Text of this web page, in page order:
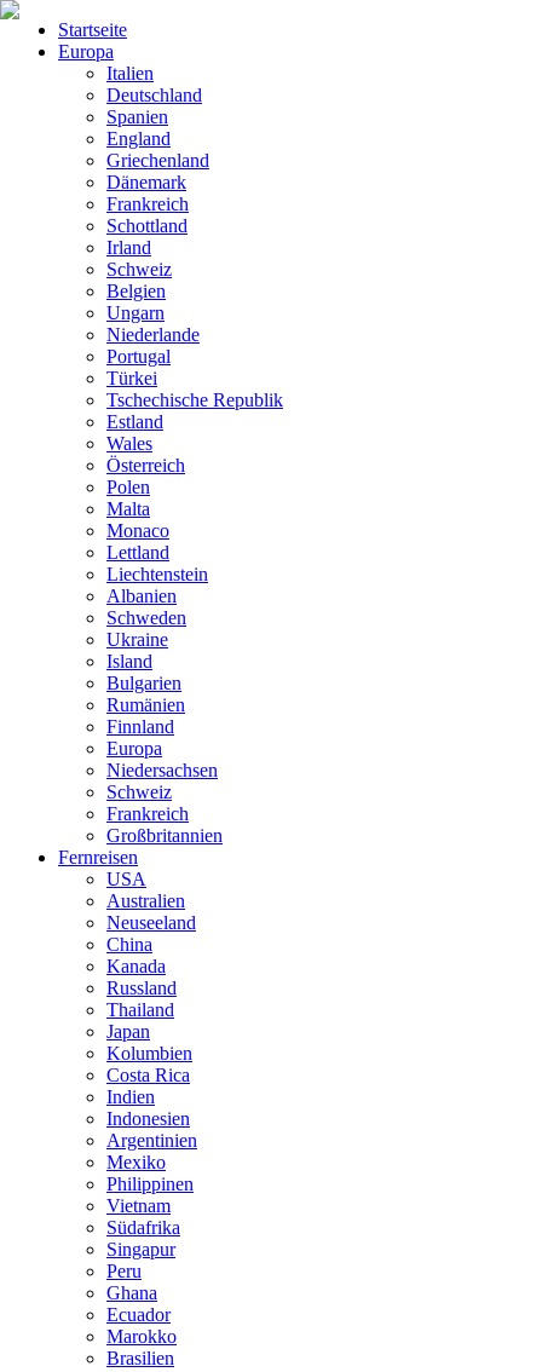
Startseite
Europa
Italien
Deutschland
Spanien
England
Griechenland
Dänemark
Frankreich
Schottland
Irland
Schweiz
Belgien
Ungarn
Niederlande
Portugal
Türkei
Tschechische Republik
Estland
Wales
Österreich
Polen
Malta
Monaco
Lettland
Liechtenstein
Albanien
Schweden
Ukraine
Island
Bulgarien
Rumänien
Finnland
Europa
Niedersachsen
Schweiz
Frankreich
Großbritannien
Fernreisen
USA
Australien
Neuseeland
China
Kanada
Russland
Thailand
Japan
Kolumbien
Costa Rica
Indien
Indonesien
Argentinien
Mexiko
Philippinen
Vietnam
Südafrika
Singapur
Peru
Ghana
Ecuador
Marokko
Brasilien